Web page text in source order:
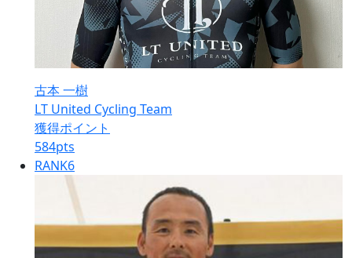
古本 一樹
LT United Cycling Team
獲得ポイント
584pts
RANK6